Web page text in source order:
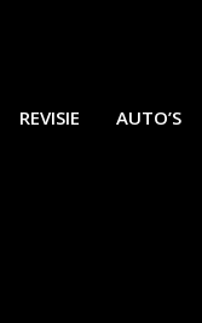
REVISIE AUTO’S